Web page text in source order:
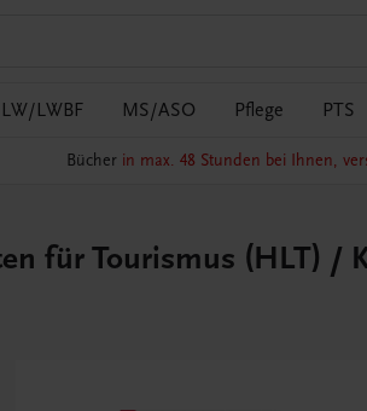
LW/LWBF MS/ASO Pflege PTS
Bücher in max. 48 Stunden bei Ihnen,
für Tourismus (HLT) /